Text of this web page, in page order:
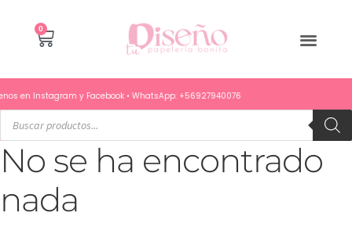
0
enInstagramyFacebook• WhatsApp:+56927940076
No se ha encontrado
nada